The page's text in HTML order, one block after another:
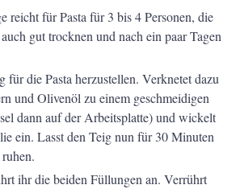
reicht für Pasta für 3 bis 4 Personen, die
gut trocknen und nach ein paar Tagen
für die Pasta herzustellen. Verknetet dazu
und Olivenöl zu einem geschmeidigen
dann auf der Arbeitsplatte) und wickelt
ein. Lasst den Teig nun für 30 Minuten
ihr die beiden Füllungen an. Verrührt